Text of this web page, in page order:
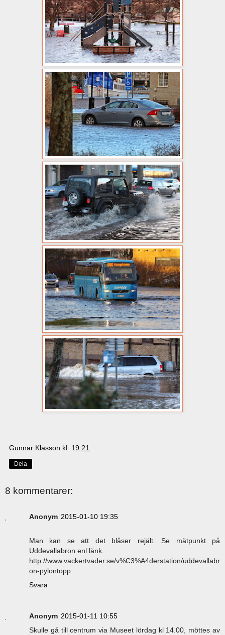
Gunnar Klasson kl. 19:21
Dela
8 kommentarer:
Anonym 2015-01-10 19:35
Man kan se att det blåser rejält. Se mätpunkt på
Uddevallabron enl länk.
http://www.vackertvader.se/v%C3%A4derstation/uddevallabr
on-pylontopp
Svara
Anonym 2015-01-11 10:55
Skulle gå till centrum via Museet lördag kl 14.00, möttes av